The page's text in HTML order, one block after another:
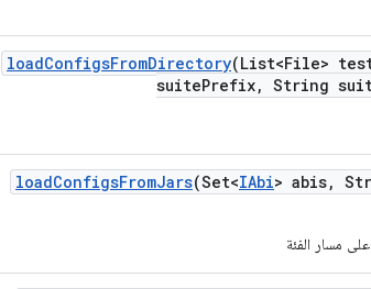
loadConfigsFromDirectory(List<File>
suitePrefix, String
loadConfigsFromJars(Set<IAbi> abis,
مسار الفئة